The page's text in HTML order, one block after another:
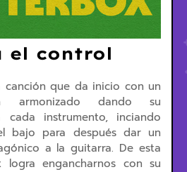
el control
canción que da inicio con un
armonizado dando su
instrumento, inciando
bajo para después dar un
a la guitarra. De esta
logra engancharnos con su